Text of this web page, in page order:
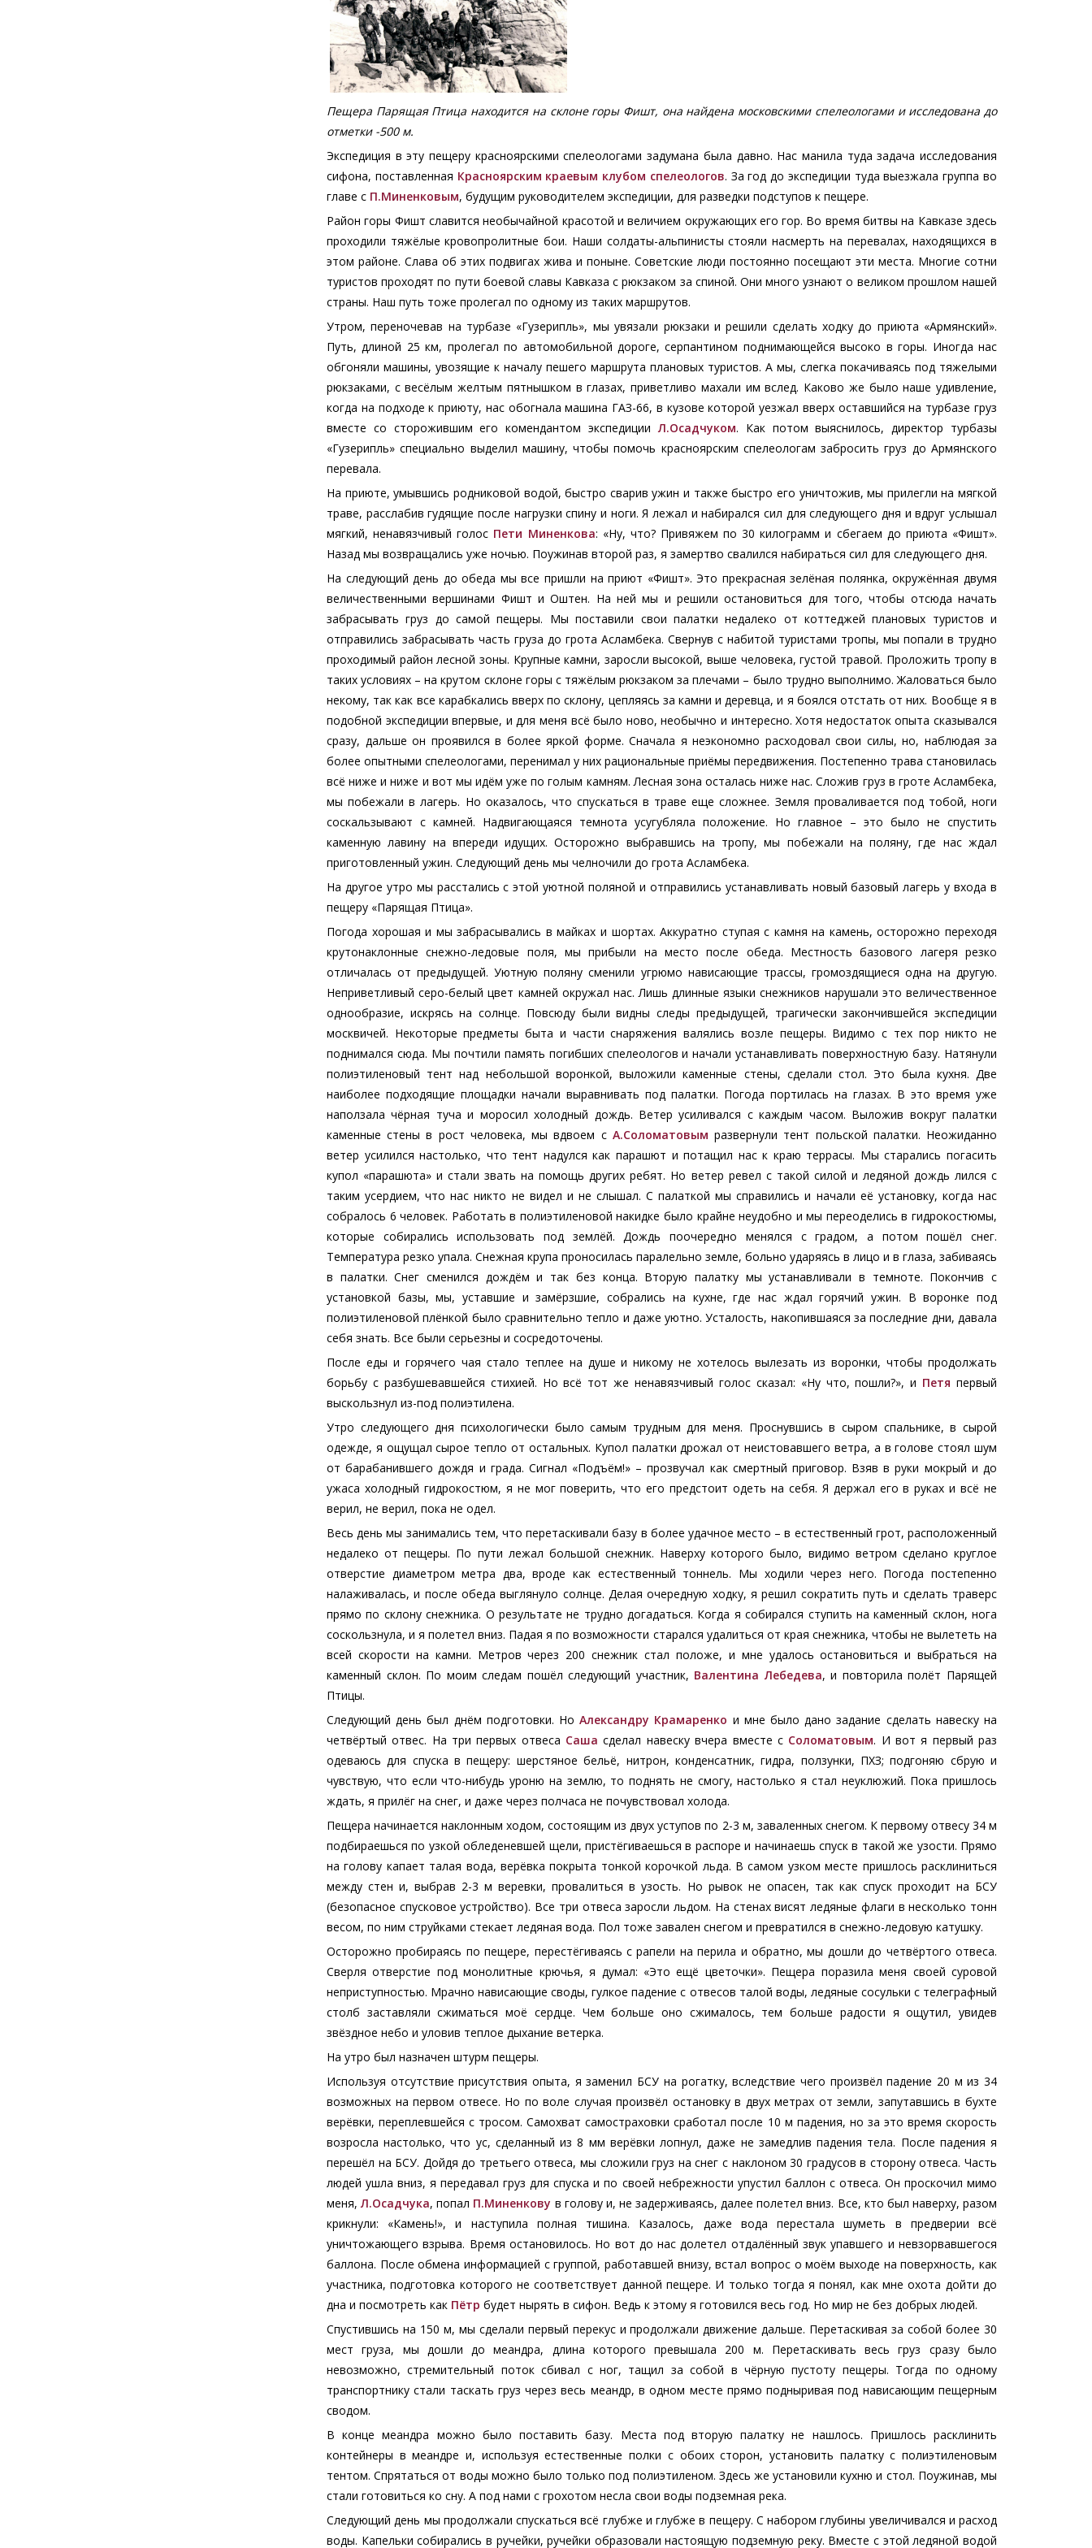
Пещера Парящая Птица находится на склоне горы Фишт, она найдена московскими спелеологами и исследована до
отметки -500 м.
Экспедиция в эту пещеру красноярскими спелеологами задумана была давно. Нас манила туда задача исследования
сифона, поставленная Красноярским краевым клубом спелеологов. За год до экспедиции туда выезжала группа во
главе с П.Миненковым, будущим руководителем экспедиции, для разведки подступов к пещере.
Район горы Фишт славится необычайной красотой и величием окружающих его гор. Во время битвы на Кавказе здесь
проходили тяжёлые кровопролитные бои. Наши солдаты-альпинисты стояли насмерть на перевалах, находящихся в
этом районе. Слава об этих подвигах жива и поныне. Советские люди постоянно посещают эти места. Многие сотни
туристов проходят по пути боевой славы Кавказа с рюкзаком за спиной. Они много узнают о великом прошлом нашей
страны. Наш путь тоже пролегал по одному из таких маршрутов.
Утром, переночевав на турбазе «Гузерипль», мы увязали рюкзаки и решили сделать ходку до приюта «Армянский».
Путь, длиной 25 км, пролегал по автомобильной дороге, серпантином поднимающейся высоко в горы. Иногда нас
обгоняли машины, увозящие к началу пешего маршрута плановых туристов. А мы, слегка покачиваясь под тяжелыми
рюкзаками, с весёлым желтым пятнышком в глазах, приветливо махали им вслед. Каково же было наше удивление,
когда на подходе к приюту, нас обогнала машина ГАЗ-66, в кузове которой уезжал вверх оставшийся на турбазе груз
вместе со сторожившим его комендантом экспедицииЛ.Осадчуком. Как потом выяснилось, директор турбазы
«Гузерипль» специально выделил машину, чтобы помочь красноярским спелеологам забросить груз до Армянского
перевала.
На приюте, умывшись родниковой водой, быстро сварив ужин и также быстро его уничтожив, мы прилегли на мягкой
траве, расслабив гудящие после нагрузки спину и ноги. Я лежал и набирался сил для следующего дня и вдруг услышал
мягкий, ненавязчивый голос Пети Миненкова: «Ну, что? Привяжем по 30 килограмм и сбегаем до приюта «Фишт».
Назад мы возвращались уже ночью. Поужинав второй раз, я замертво свалился набираться сил для следующего дня.
На следующий день до обеда мы все пришли на приют «Фишт». Это прекрасная зелёная полянка, окружённая двумя
величественными вершинами Фишт и Оштен. На ней мы и решили остановиться для того, чтобы отсюда начать
забрасывать груз до самой пещеры. Мы поставили свои палатки недалеко от коттеджей плановых туристов и
отправились забрасывать часть груза до грота Асламбека. Свернув с набитой туристами тропы, мы попали в трудно
проходимый район лесной зоны. Крупные камни, заросли высокой, выше человека, густой травой. Проложить тропу в
таких условиях – на крутом склоне горы с тяжёлым рюкзаком за плечами – было трудно выполнимо. Жаловаться было
некому, так как все карабкались вверх по склону, цепляясь за камни и деревца, и я боялся отстать от них. Вообще я в
подобной экспедиции впервые, и для меня всё было ново, необычно и интересно. Хотя недостаток опыта сказывался
сразу, дальше он проявился в более яркой форме. Сначала я неэкономно расходовал свои силы, но, наблюдая за
более опытными спелеологами, перенимал у них рациональные приёмы передвижения. Постепенно трава становилась
всё ниже и ниже и вот мы идём уже по голым камням. Лесная зона осталась ниже нас. Сложив груз в гроте Асламбека,
мы побежали в лагерь. Но оказалось, что спускаться в траве еще сложнее. Земля проваливается под тобой, ноги
соскальзывают с камней. Надвигающаяся темнота усугубляла положение. Но главное – это было не спустить
каменную лавину на впереди идущих. Осторожно выбравшись на тропу, мы побежали на поляну, где нас ждал
приготовленный ужин. Следующий день мы челночили до грота Асламбека.
На другое утро мы расстались с этой уютной поляной и отправились устанавливать новый базовый лагерь у входа в
пещеру «Парящая Птица».
Погода хорошая и мы забрасывались в майках и шортах. Аккуратно ступая с камня на камень, осторожно переходя
крутонаклонные снежно-ледовые поля, мы прибыли на место после обеда. Местность базового лагеря резко
отличалась от предыдущей. Уютную поляну сменили угрюмо нависающие трассы, громоздящиеся одна на другую.
Неприветливый серо-белый цвет камней окружал нас. Лишь длинные языки снежников нарушали это величественное
однообразие, искрясь на солнце. Повсюду были видны следы предыдущей, трагически закончившейся экспедиции
москвичей. Некоторые предметы быта и части снаряжения валялись возле пещеры. Видимо с тех пор никто не
поднимался сюда. Мы почтили память погибших спелеологов и начали устанавливать поверхностную базу. Натянули
полиэтиленовый тент над небольшой воронкой, выложили каменные стены, сделали стол. Это была кухня. Две
наиболее подходящие площадки начали выравнивать под палатки. Погода портилась на глазах. В это время уже
наползала чёрная туча и моросил холодный дождь. Ветер усиливался с каждым часом. Выложив вокруг палатки
каменные стены в рост человека, мы вдвоем с А.Соломатовым развернули тент польской палатки. Неожиданно
ветер усилился настолько, что тент надулся как парашют и потащил нас к краю террасы. Мы старались погасить
купол «парашюта» и стали звать на помощь других ребят. Но ветер ревел с такой силой и ледяной дождь лился с
таким усердием, что нас никто не видел и не слышал. С палаткой мы справились и начали её установку, когда нас
собралось 6 человек. Работать в полиэтиленовой накидке было крайне неудобно и мы переоделись в гидрокостюмы,
которые собирались использовать под землёй. Дождь поочередно менялся с градом, а потом пошёл снег.
Температура резко упала. Снежная крупа проносилась паралельно земле, больно ударяясь в лицо и в глаза, забиваясь
в палатки. Снег сменился дождём и так без конца. Вторую палатку мы устанавливали в темноте. Покончив с
установкой базы, мы, уставшие и замёрзшие, собрались на кухне, где нас ждал горячий ужин. В воронке под
полиэтиленовой плёнкой было сравнительно тепло и даже уютно. Усталость, накопившаяся за последние дни, давала
себя знать. Все были серьезны и сосредоточены.
После еды и горячего чая стало теплее на душе и никому не хотелось вылезать из воронки, чтобы продолжать
борьбу с разбушевавшейся стихией. Но всё тот же ненавязчивый голос сказал: «Ну что, пошли?», и Петя первый
выскользнул из-под полиэтилена.
Утро следующего дня психологически было самым трудным для меня. Проснувшись в сыром спальнике, в сырой
одежде, я ощущал сырое тепло от остальных. Купол палатки дрожал от неистовавшего ветра, а в голове стоял шум
от барабанившего дождя и града. Сигнал «Подъём!» – прозвучал как смертный приговор. Взяв в руки мокрый и до
ужаса холодный гидрокостюм, я не мог поверить, что его предстоит одеть на себя. Я держал его в руках и всё не
верил, не верил, пока не одел.
Весь день мы занимались тем, что перетаскивали базу в более удачное место – в естественный грот, расположенный
недалеко от пещеры. По пути лежал большой снежник. Наверху которого было, видимо ветром сделано круглое
отверстие диаметром метра два, вроде как естественный тоннель. Мы ходили через него. Погода постепенно
налаживалась, и после обеда выглянуло солнце. Делая очередную ходку, я решил сократить путь и сделать траверс
прямо по склону снежника. О результате не трудно догадаться. Когда я собирался ступить на каменный склон, нога
соскользнула, и я полетел вниз. Падая я по возможности старался удалиться от края снежника, чтобы не вылететь на
всей скорости на камни. Метров через 200 снежник стал положе, и мне удалось остановиться и выбраться на
каменный склон. По моим следам пошёл следующий участник, Валентина Лебедева, и повторила полёт Парящей
Птицы.
Следующий день был днём подготовки. НоАлександру Крамаренко и мне было дано задание сделать навеску на
четвёртый отвес. На три первых отвеса Саша сделал навеску вчера вместе с Соломатовым. И вот я первый раз
одеваюсь для спуска в пещеру: шерстяное бельё, нитрон, конденсатник, гидра, ползунки, ПХЗ; подгоняю сбрую и
чувствую, что если что-нибудь уроню на землю, то поднять не смогу, настолько я стал неуклюжий. Пока пришлось
ждать, я прилёг на снег, и даже через полчаса не почувствовал холода.
Пещера начинается наклонным ходом, состоящим из двух уступов по 2-3 м, заваленных снегом. К первому отвесу 34 м
подбираешься по узкой обледеневшей щели, пристёгиваешься в распоре и начинаешь спуск в такой же узости. Прямо
на голову капает талая вода, верёвка покрыта тонкой корочкой льда. В самом узком месте пришлось расклиниться
между стен и, выбрав 2-3 м веревки, провалиться в узость. Но рывок не опасен, так как спуск проходит на БСУ
(безопасное спусковое устройство). Все три отвеса заросли льдом. На стенах висят ледяные флаги в несколько тонн
весом, по ним струйками стекает ледяная вода. Пол тоже завален снегом и превратился в снежно-ледовую катушку.
Осторожно пробираясь по пещере, перестёгиваясь с рапели на перила и обратно, мы дошли до четвёртого отвеса.
Сверля отверстие под монолитные крючья, я думал: «Это ещё цветочки». Пещера поразила меня своей суровой
неприступностью. Мрачно нависающие своды, гулкое падение с отвесов талой воды, ледяные сосульки с телеграфный
столб заставляли сжиматься моё сердце. Чем больше оно сжималось, тем больше радости я ощутил, увидев
звёздное небо и уловив теплое дыхание ветерка.
На утро был назначен штурм пещеры.
Используя отсутствие присутствия опыта, я заменил БСУ на рогатку, вследствие чего произвёл падение 20 м из 34
возможных на первом отвесе. Но по воле случая произвёл остановку в двух метрах от земли, запутавшись в бухте
верёвки, переплевшейся с тросом. Самохват самостраховки сработал после 10 м падения, но за это время скорость
возросла настолько, что ус, сделанный из 8 мм верёвки лопнул, даже не замедлив падения тела. После падения я
перешёл на БСУ. Дойдя до третьего отвеса, мы сложили груз на снег с наклоном 30 градусов в сторону отвеса. Часть
людей ушла вниз, я передавал груз для спуска и по своей небрежности упустил баллон с отвеса. Он проскочил мимо
меня,Л.Осадчука, попал П.Миненкову в голову и, не задерживаясь, далее полетел вниз. Все, кто был наверху, разом
крикнули: «Камень!», и наступила полная тишина. Казалось, даже вода перестала шуметь в предверии всё
уничтожающего взрыва. Время остановилось. Но вот до нас долетел отдалённый звук упавшего и невзорвавшегося
баллона. После обмена информацией с группой, работавшей внизу, встал вопрос о моём выходе на поверхность, как
участника, подготовка которого не соответствует данной пещере. И только тогда я понял, как мне охота дойти до
дна и посмотреть как Пётр будет нырять в сифон. Ведь к этому я готовился весь год. Но мир не без добрых людей.
Спустившись на 150 м, мы сделали первый перекус и продолжали движение дальше. Перетаскивая за собой более 30
мест груза, мы дошли до меандра, длина которого превышала 200 м. Перетаскивать весь груз сразу было
невозможно, стремительный поток сбивал с ног, тащил за собой в чёрную пустоту пещеры. Тогда по одному
транспортнику стали таскать груз через весь меандр, в одном месте прямо подныривая под нависающим пещерным
сводом.
В конце меандра можно было поставить базу. Места под вторую палатку не нашлось. Пришлось расклинить
контейнеры в меандре и, используя естественные полки с обоих сторон, установить палатку с полиэтиленовым
тентом. Спрятаться от воды можно было только под полиэтиленом. Здесь же установили кухню и стол. Поужинав, мы
стали готовиться ко сну. А под нами с грохотом несла свои воды подземная река.
Следующий день мы продолжали спускаться всё глубже и глубже в пещеру. С набором глубины увеличивался и расход
воды. Капельки собирались в ручейки, ручейки образовали настоящую подземную реку. Вместе с этой ледяной водой